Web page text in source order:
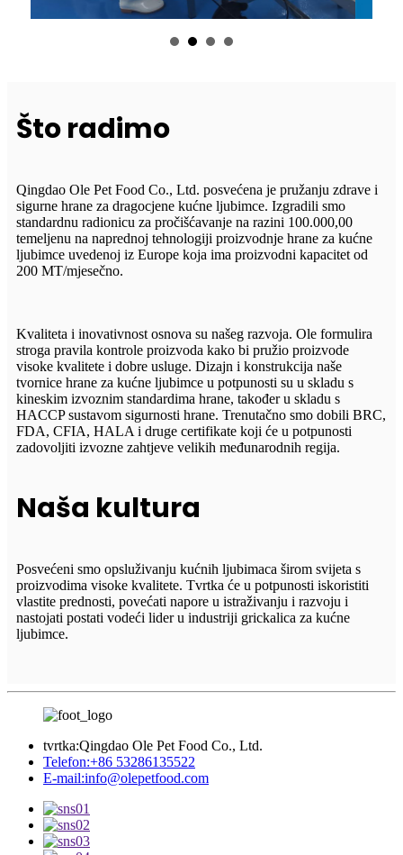
Što radimo
Qingdao Ole Pet Food Co., Ltd. posvećena je pružanju zdrave i
sigurne hrane za dragocjene kućne ljubimce. Izgradili smo
standardnu ​​radionicu za pročišćavanje na razini 100.000,00
temeljenu na naprednoj tehnologiji proizvodnje hrane za kućne
ljubimce uvedenoj iz Europe koja ima proizvodni kapacitet od
200 MT/mjesečno.
Kvaliteta i inovativnost osnova su našeg razvoja. Ole formulira
stroga pravila kontrole proizvoda kako bi pružio proizvode
visoke kvalitete i dobre usluge. Dizajn i konstrukcija naše
tvornice hrane za kućne ljubimce u potpunosti su u skladu s
kineskim izvoznim standardima hrane, također u skladu s
HACCP sustavom sigurnosti hrane. Trenutačno smo dobili BRC,
FDA, CFIA, HALA i druge certifikate koji će u potpunosti
zadovoljiti izvozne zahtjeve velikih međunarodnih regija.
Naša kultura
Posvećeni smo opsluživanju kućnih ljubimaca širom svijeta s
proizvodima visoke kvalitete. Tvrtka će u potpunosti iskoristiti
vlastite prednosti, povećati napore u istraživanju i razvoju i
nastojati postati vodeći lider u industriji grickalica za kućne
ljubimce.
tvrtka:Qingdao Ole Pet Food Co., Ltd.
Telefon:+86 53286135522
E-mail:info@olepetfood.com